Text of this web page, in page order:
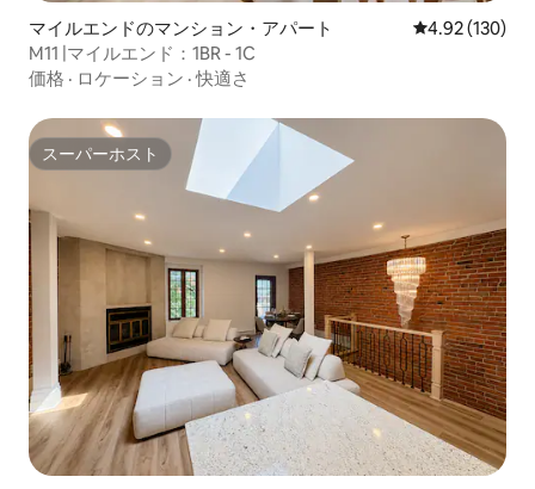
マイルエンドのマンション・アパート レビュー130
4.92 (130)
M11 |マイルエンド：1BR - 1C
価格 · ロケーション ·快適さ
スーパーホスト
スーパーホスト